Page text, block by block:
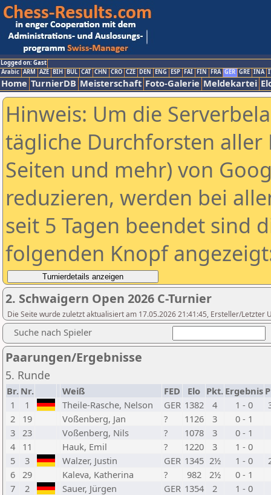
Logged on: Gast
Arabic ARM AZE BIH BUL CAT CHN CRO CZE DEN ENG ESP FAI FIN FRA GER GRE INA
Home TurnierDB Meisterschaft Foto-Galerie Meldekartei
Hinweis: Um die
tägliche Durchforsten aller
Seiten und mehr) von
reduzieren, werden bei
seit 5 Tagen beendet sind
folgenden Knopf
2. Schwaigern Open 2026 C-Turnier
Die Seite wurde zuletzt aktualisiert am 17.05.2026 21:41:45, Ersteller/Letzter
Suche nach Spieler
Paarungen/Ergebnisse
5. Runde
Br. Nr. Weiß FED Elo Pkt. Ergebnis
1
1 Theile-Rasche, Nelson GER 1382 4 1 - 0
2
19 Voßenberg, Jan ? 1126 3
0 - 1
3
23 Voßenberg, Nils ? 1078 3
0 - 1
4
11 Hauk, Emil ? 1220 3
1 - 0
5
3 Walzer, Justin GER 1345 2½ 1 - 0
6
29 Kaleva, Katherina ? 982 2½
0 - 1
7
2 Sauer, Jürgen GER 1354 2
1 - 0